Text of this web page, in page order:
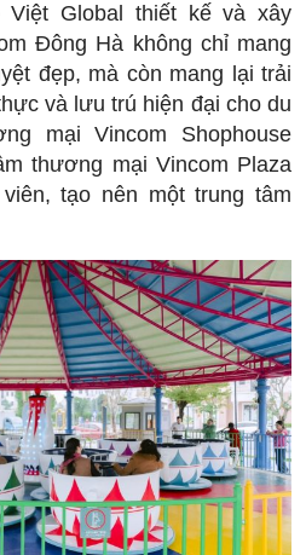
Việt Global thiết kế và xây
Đông Hà không chỉ mang
đẹp, mà còn mang lại trải
và lưu trú hiện đại cho du
mại Vincom Shophouse
thương mại Vincom Plaza
tạo nên một trung tâm